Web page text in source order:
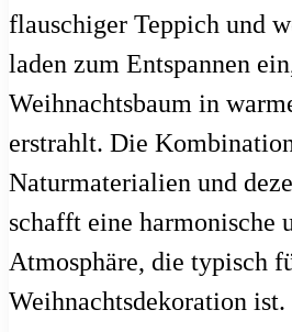
flauschiger Teppich und
laden zum Entspannen
Weihnachtsbaum in
erstrahlt. Die
Naturmaterialien und
schafft eine harmonische
Atmosphäre, die typisch
Weihnachtsdekoration ist.